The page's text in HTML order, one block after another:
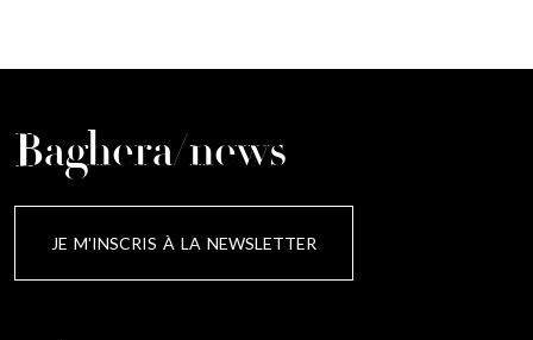
Baghera/news
JE M'INSCRIS À LA NEWSLETTER